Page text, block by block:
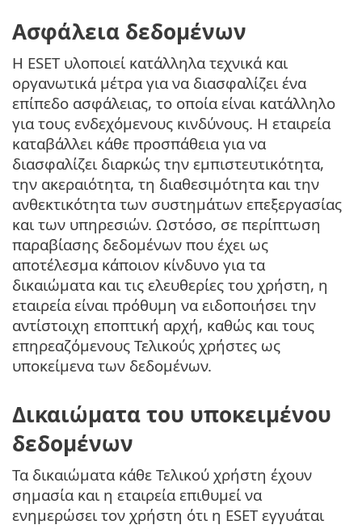
Ασφάλεια δεδομένων
Η ESET υλοποιεί κατάλληλα τεχνικά και
οργανωτικά μέτρα για να διασφαλίζει ένα
επίπεδο ασφάλειας, το οποία είναι κατάλληλο
για τους ενδεχόμενους κινδύνους. Η εταιρεία
καταβάλλει κάθε προσπάθεια για να
διασφαλίζει διαρκώς την εμπιστευτικότητα,
την ακεραιότητα, τη διαθεσιμότητα και την
ανθεκτικότητα των συστημάτων επεξεργασίας
και των υπηρεσιών. Ωστόσο, σε περίπτωση
παραβίασης δεδομένων που έχει ως
αποτέλεσμα κάποιον κίνδυνο για τα
δικαιώματα και τις ελευθερίες του χρήστη, η
εταιρεία είναι πρόθυμη να ειδοποιήσει την
αντίστοιχη εποπτική αρχή, καθώς και τους
επηρεαζόμενους Τελικούς χρήστες ως
υποκείμενα των δεδομένων.
Δικαιώματα του υποκειμένου
δεδομένων
Τα δικαιώματα κάθε Τελικού χρήστη έχουν
σημασία και η εταιρεία επιθυμεί να
ενημερώσει τον χρήστη ότι η ESET εγγυάται